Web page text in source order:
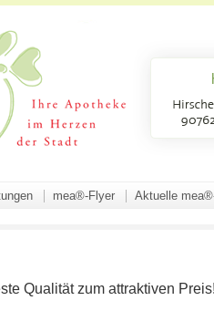
mea®-Flyer Aktuelle
Qualität zum attraktiven